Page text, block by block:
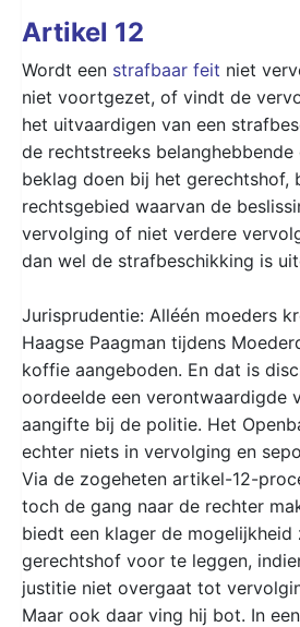
Artikel 12
Wordt een strafbaar feit niet
niet voortgezet, of vindt de
het uitvaardigen van een
de rechtstreeks
beklag doen bij het gerechtshof,
rechtsgebied waarvan de
vervolging of niet verdere
dan wel de strafbeschikking is
Jurisprudentie: Alléén moeders
Haagse Paagman tijdens
koffie aangeboden. En dat is
oordeelde een verontwaardigde
aangifte bij de politie. Het
echter niets in vervolging en
Via de zogeheten artikel-12-
toch de gang naar de rechter
biedt een klager de
gerechtshof voor te leggen,
justitie niet overgaat tot
Maar ook daar ving hij bot. In